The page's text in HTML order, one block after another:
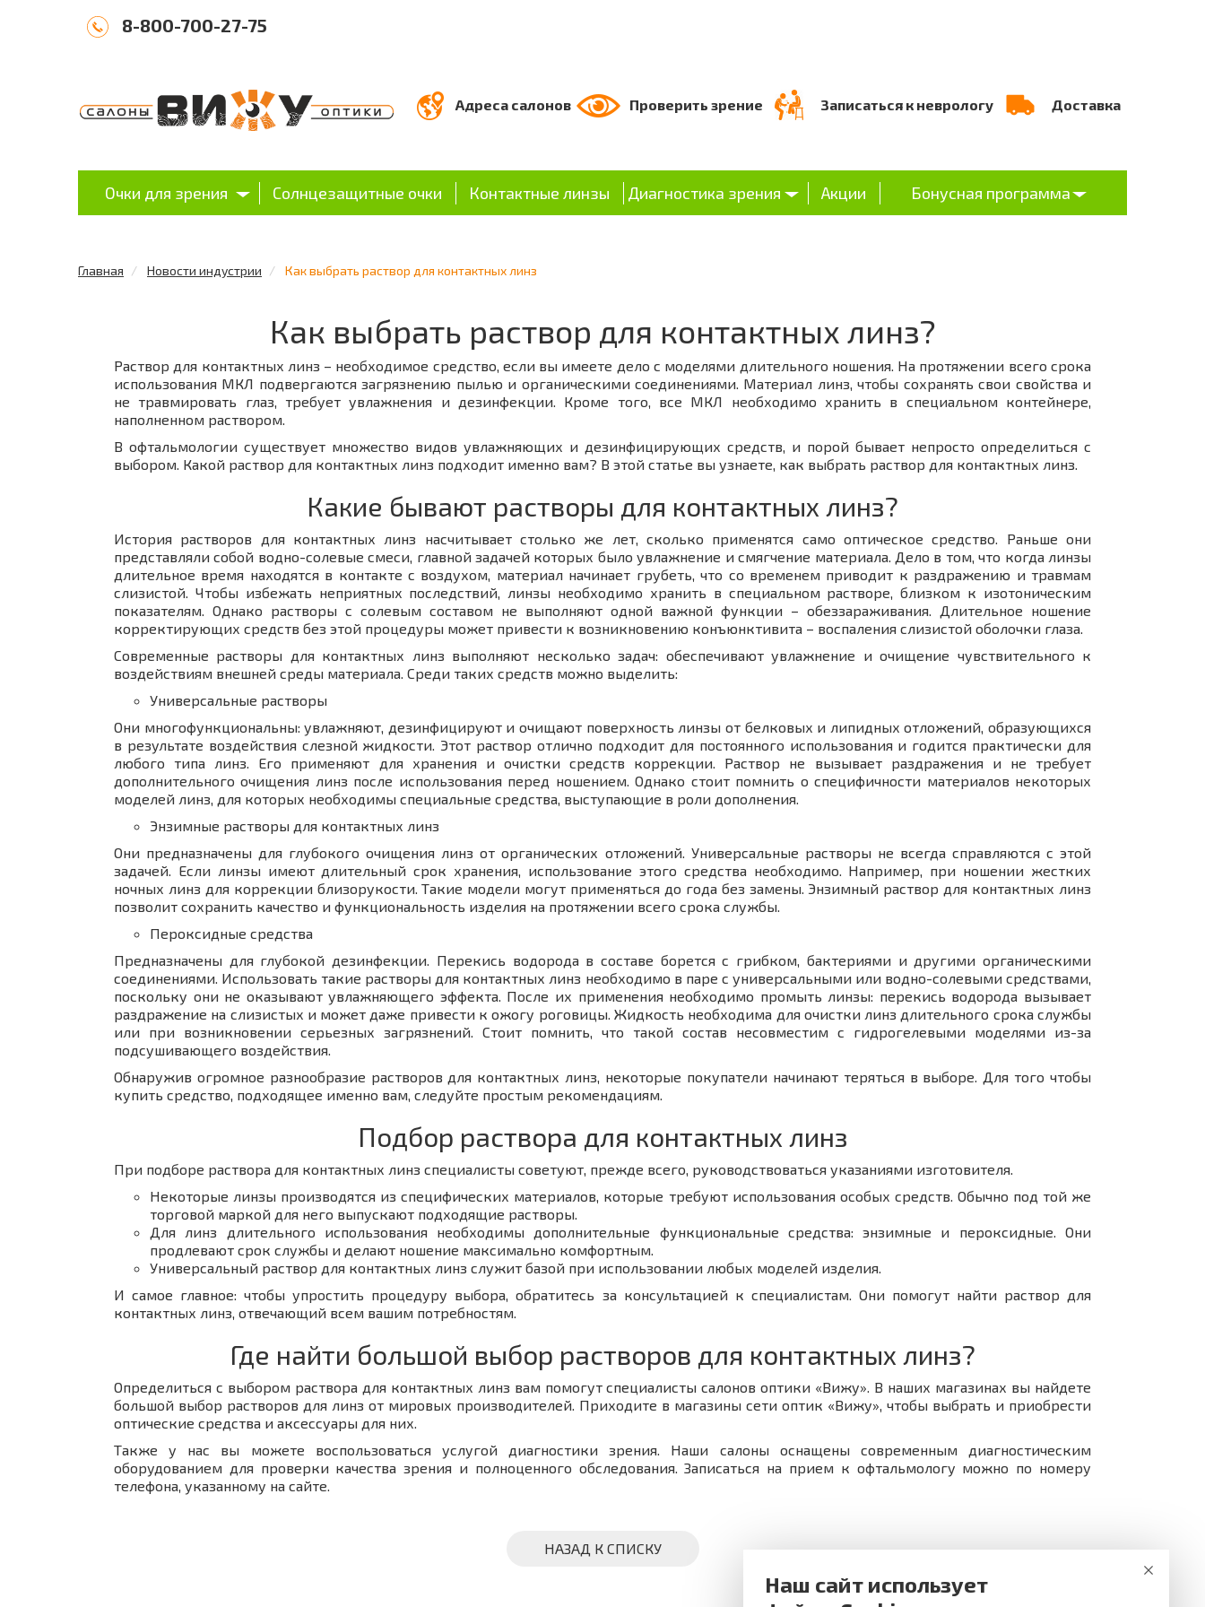
8-800-700-27-75
Адреса салонов Проверить зрение Записаться к неврологу Доставка
Очки для зрения Солнцезащитные очки Контактные линзы Диагностика зрения Акции Бонусная программа
Главная Новости индустрии Как выбрать раствор для контактных линз
Как выбрать раствор для контактных линз?
Раствор для контактных линз – необходимое средство, если вы имеете дело с моделями длительного ношения. На протяжении всего срока
использования МКЛ подвергаются загрязнению пылью и органическими соединениями. Материал линз, чтобы сохранять свои свойства и
не травмировать глаз, требует увлажнения и дезинфекции. Кроме того, все МКЛ необходимо хранить в специальном контейнере,
наполненном раствором.
В офтальмологии существует множество видов увлажняющих и дезинфицирующих средств, и порой бывает непросто определиться с
выбором. Какой раствор для контактных линз подходит именно вам? В этой статье вы узнаете, как выбрать раствор для контактных линз.
Какие бывают растворы для контактных линз?
История растворов для контактных линз насчитывает столько же лет, сколько применятся само оптическое средство. Раньше они
представляли собой водно-солевые смеси, главной задачей которых было увлажнение и смягчение материала. Дело в том, что когда линзы
длительное время находятся в контакте с воздухом, материал начинает грубеть, что со временем приводит к раздражению и травмам
слизистой. Чтобы избежать неприятных последствий, линзы необходимо хранить в специальном растворе, близком к изотоническим
показателям. Однако растворы с солевым составом не выполняют одной важной функции – обеззараживания. Длительное ношение
корректирующих средств без этой процедуры может привести к возникновению конъюнктивита – воспаления слизистой оболочки глаза.
Современные растворы для контактных линз выполняют несколько задач: обеспечивают увлажнение и очищение чувствительного к
воздействиям внешней среды материала. Среди таких средств можно выделить:
Универсальные растворы
Они многофункциональны: увлажняют, дезинфицируют и очищают поверхность линзы от белковых и липидных отложений, образующихся
в результате воздействия слезной жидкости. Этот раствор отлично подходит для постоянного использования и годится практически для
любого типа линз. Его применяют для хранения и очистки средств коррекции. Раствор не вызывает раздражения и не требует
дополнительного очищения линз после использования перед ношением. Однако стоит помнить о специфичности материалов некоторых
моделей линз, для которых необходимы специальные средства, выступающие в роли дополнения.
Энзимные растворы для контактных линз
Они предназначены для глубокого очищения линз от органических отложений. Универсальные растворы не всегда справляются с этой
задачей. Если линзы имеют длительный срок хранения, использование этого средства необходимо. Например, при ношении жестких
ночных линз для коррекции близорукости. Такие модели могут применяться до года без замены. Энзимный раствор для контактных линз
позволит сохранить качество и функциональность изделия на протяжении всего срока службы.
Пероксидные средства
Предназначены для глубокой дезинфекции. Перекись водорода в составе борется с грибком, бактериями и другими органическими
соединениями. Использовать такие растворы для контактных линз необходимо в паре с универсальными или водно-солевыми средствами,
поскольку они не оказывают увлажняющего эффекта. После их применения необходимо промыть линзы: перекись водорода вызывает
раздражение на слизистых и может даже привести к ожогу роговицы. Жидкость необходима для очистки линз длительного срока службы
или при возникновении серьезных загрязнений. Стоит помнить, что такой состав несовместим с гидрогелевыми моделями из-за
подсушивающего воздействия.
Обнаружив огромное разнообразие растворов для контактных линз, некоторые покупатели начинают теряться в выборе. Для того чтобы
купить средство, подходящее именно вам, следуйте простым рекомендациям.
Подбор раствора для контактных линз
При подборе раствора для контактных линз специалисты советуют, прежде всего, руководствоваться указаниями изготовителя.
Некоторые линзы производятся из специфических материалов, которые требуют использования особых средств. Обычно под той же
торговой маркой для него выпускают подходящие растворы.
Для линз длительного использования необходимы дополнительные функциональные средства: энзимные и пероксидные. Они
продлевают срок службы и делают ношение максимально комфортным.
Универсальный раствор для контактных линз служит базой при использовании любых моделей изделия.
И самое главное: чтобы упростить процедуру выбора, обратитесь за консультацией к специалистам. Они помогут найти раствор для
контактных линз, отвечающий всем вашим потребностям.
Где найти большой выбор растворов для контактных линз?
Определиться с выбором раствора для контактных линз вам помогут специалисты салонов оптики «Вижу». В наших магазинах вы найдете
большой выбор растворов для линз от мировых производителей. Приходите в магазины сети оптик «Вижу», чтобы выбрать и приобрести
оптические средства и аксессуары для них.
Также у нас вы можете воспользоваться услугой диагностики зрения. Наши салоны оснащены современным диагностическим
оборудованием для проверки качества зрения и полноценного обследования. Записаться на прием к офтальмологу можно по номеру
телефона, указанному на сайте.
НАЗАД К СПИСКУ
Наш сайт использует